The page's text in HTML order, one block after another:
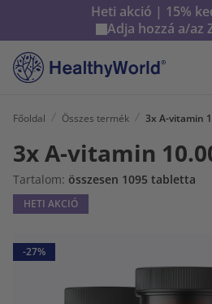
Heti akció | 15%
Adja hozzá a/az
Főoldal Összes termék 3x A-vitamin
3x A-vitamin
Tartalom: összesen 1095 tabletta
HETI AKCIÓ
-27%